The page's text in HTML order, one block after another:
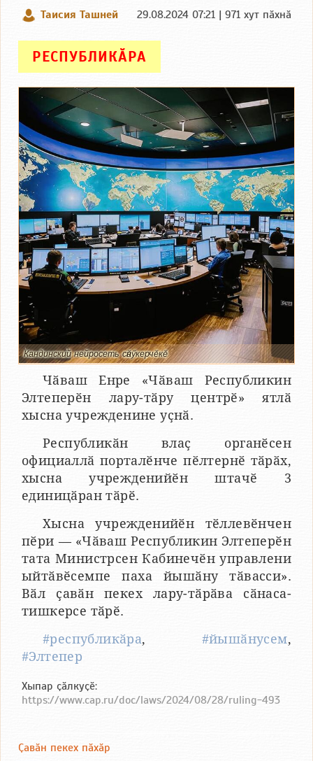
Таисия Ташней 29.08.2024 07:21 | 971 хут пӑхнӑ
РЕСПУБЛИКӐРА
Кандинский нейросеть сӑнӳкерчӗкӗ
Чӑваш Енре «Чӑваш Республикин
Элтеперӗн лару-тӑру центрӗ» ятлӑ
хысна учрежденине уҫнӑ.
Республикӑн влаҫ органӗсен
официаллӑ порталӗнче пӗлтернӗ тӑрӑх,
хысна учрежденийӗн штачӗ 3
единицӑран тӑрӗ.
Хысна учрежденийӗн тӗллевӗнчен
пӗри — «Чӑваш Республикин Элтеперӗн
тата Министрсен Кабинечӗн управлени
ыйтӑвӗсемпе паха йышӑну тӑвасси».
Вӑл ҫавӑн пекех лару-тӑрӑва сӑнаса-
тишкерсе тӑрӗ.
#республикӑра, #йышӑнусем,
#Элтепер
Хыпар ҫӑлкуҫӗ:
https://www.cap.ru/doc/laws/2024/08/28/ruling-493
Ҫавӑн пекех пӑхӑр